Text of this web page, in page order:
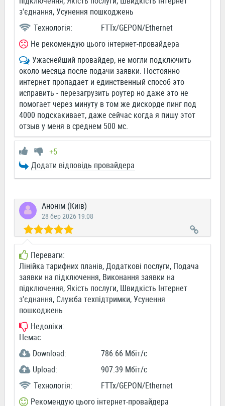
з'єднання, Усунення пошкоджень
Технологія:
FTTx/GEPON/Ethernet
Не рекомендую цього інтернет-провайдера
Ужаснейший провайдер, не могли подключить
около месяца после подачи заявки. Постоянно
интернет пропадает и единственный способ это
исправить - перезагрузить роутер но даже это не
помогает через минуту в том же дискорде пинг под
4000 подскакивает, даже сейчас когда я пишу этот
отзыв у меня в среднем 500 мс.
+5
Додати відповідь провайдера
Анонім (Київ)
28 бер 2026 19:08
Переваги:
Лінійка тарифних планів, Додаткові послуги, Подача
заявки на підключення, Виконання заявки на
підключення, Якість послуги, Швидкість Інтернет
з'єднання, Служба техпідтримки, Усунення
пошкоджень
Недоліки:
Немає
Download:
786.66 Мбіт/c
Upload:
907.39 Мбіт/c
Технологія:
FTTx/GEPON/Ethernet
Рекомендую цього інтернет-провайдера